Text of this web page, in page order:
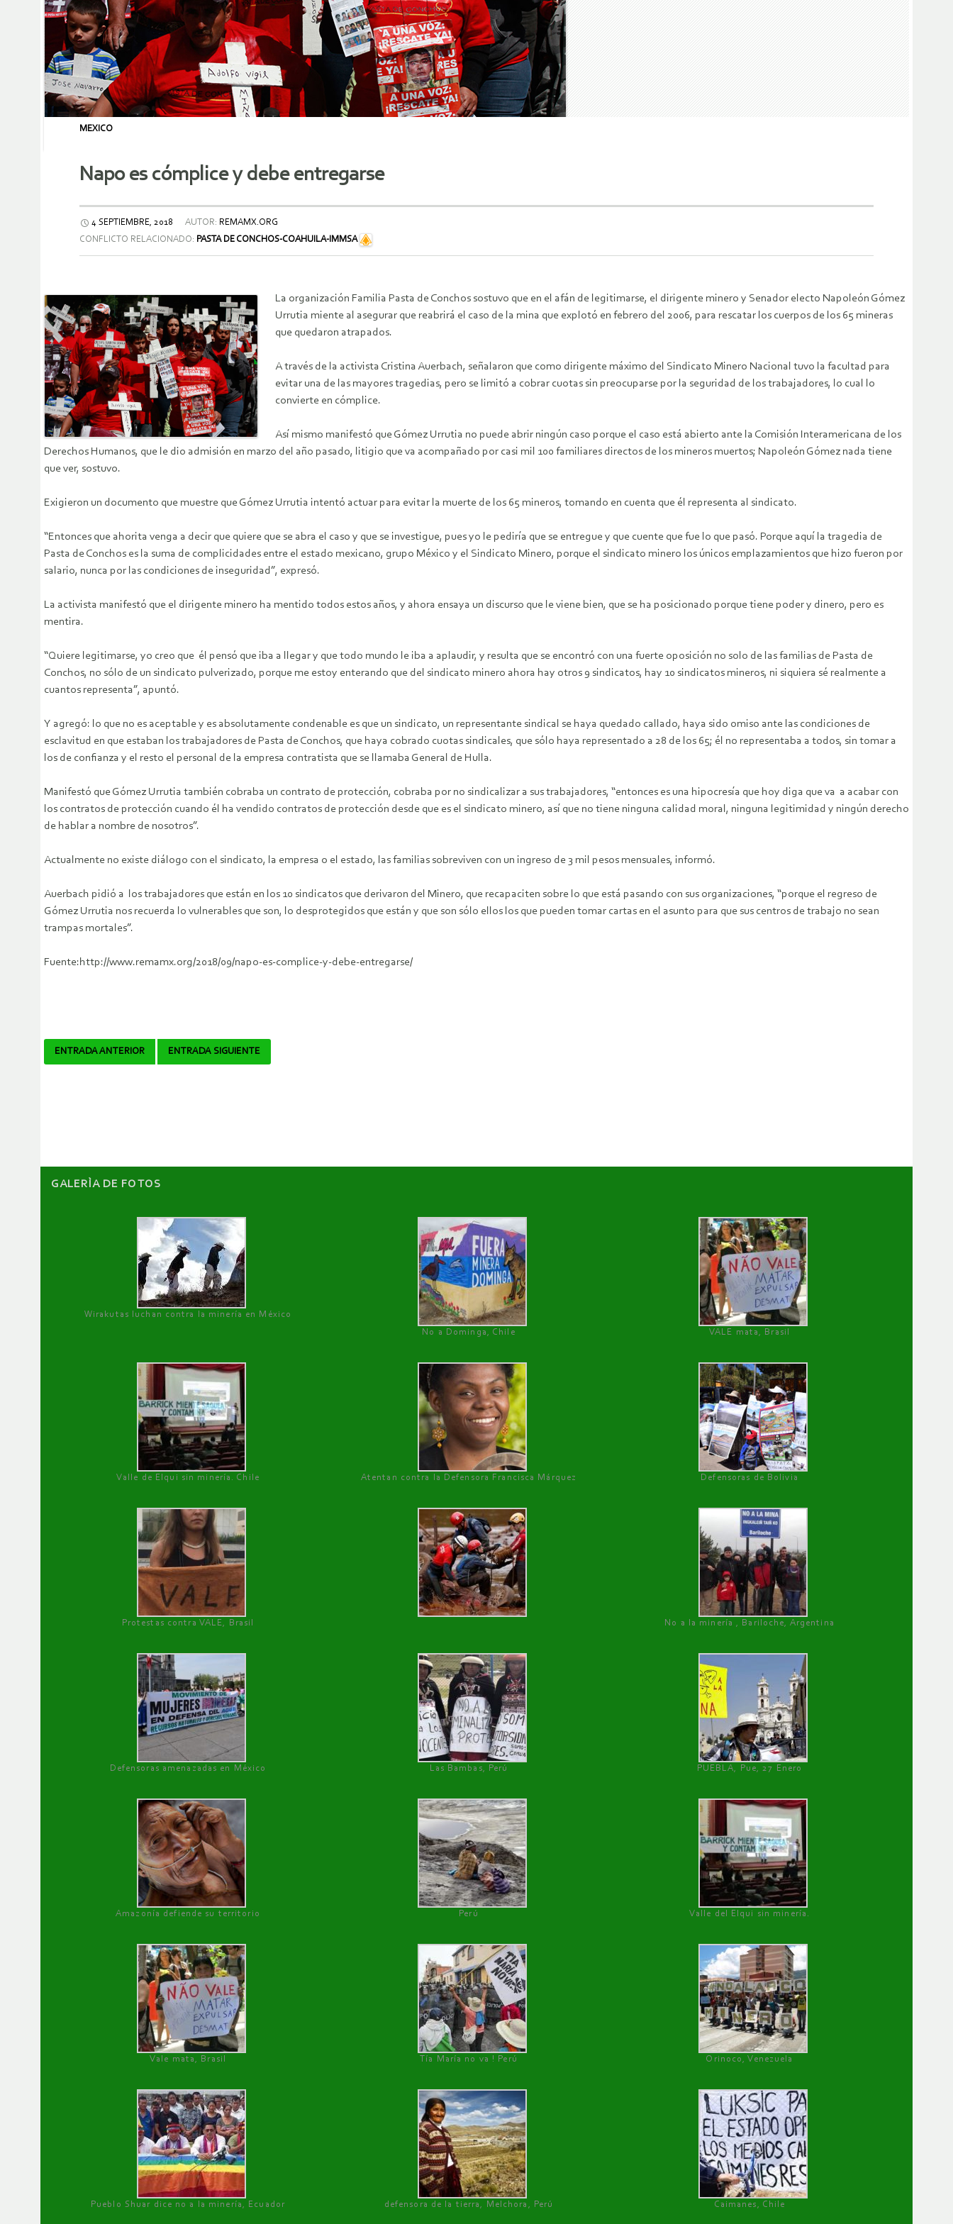
MEXICO
Napo es cómplice y debe entregarse
4 SEPTIEMBRE, 2018 AUTOR: REMAMX.ORG
CONFLICTO RELACIONADO: PASTA DE CONCHOS-COAHUILA-IMMSA
La organización Familia Pasta de Conchos sostuvo que en el afán de legitimarse, el dirigente minero y Senador electo Napoleón Gómez
Urrutia miente al asegurar que reabrirá el caso de la mina que explotó en febrero del 2006, para rescatar los cuerpos de los 65 mineras
que quedaron atrapados.
A través de la activista Cristina Auerbach, señalaron que como dirigente máximo del Sindicato Minero Nacional tuvo la facultad para
evitar una de las mayores tragedias, pero se limitó a cobrar cuotas sin preocuparse por la seguridad de los trabajadores, lo cual lo
convierte en cómplice.
Así mismo manifestó que Gómez Urrutia no puede abrir ningún caso porque el caso está abierto ante la Comisión Interamericana de los
Derechos Humanos, que le dio admisión en marzo del año pasado, litigio que va acompañado por casi mil 100 familiares directos de los mineros muertos; Napoleón Gómez nada tiene
que ver, sostuvo.
Exigieron un documento que muestre que Gómez Urrutia intentó actuar para evitar la muerte de los 65 mineros, tomando en cuenta que él representa al sindicato.
“Entonces que ahorita venga a decir que quiere que se abra el caso y que se investigue, pues yo le pediría que se entregue y que cuente que fue lo que pasó. Porque aquí la tragedia de
Pasta de Conchos es la suma de complicidades entre el estado mexicano, grupo México y el Sindicato Minero, porque el sindicato minero los únicos emplazamientos que hizo fueron por
salario, nunca por las condiciones de inseguridad”, expresó.
La activista manifestó que el dirigente minero ha mentido todos estos años, y ahora ensaya un discurso que le viene bien, que se ha posicionado porque tiene poder y dinero, pero es
mentira.
“Quiere legitimarse, yo creo que él pensó que iba a llegar y que todo mundo le iba a aplaudir, y resulta que se encontró con una fuerte oposición no solo de las familias de Pasta de
Conchos, no sólo de un sindicato pulverizado, porque me estoy enterando que del sindicato minero ahora hay otros 9 sindicatos, hay 10 sindicatos mineros, ni siquiera sé realmente a
cuantos representa”, apuntó.
Y agregó: lo que no es aceptable y es absolutamente condenable es que un sindicato, un representante sindical se haya quedado callado, haya sido omiso ante las condiciones de
esclavitud en que estaban los trabajadores de Pasta de Conchos, que haya cobrado cuotas sindicales, que sólo haya representado a 28 de los 65; él no representaba a todos, sin tomar a
los de confianza y el resto el personal de la empresa contratista que se llamaba General de Hulla.
Manifestó que Gómez Urrutia también cobraba un contrato de protección, cobraba por no sindicalizar a sus trabajadores, “entonces es una hipocresía que hoy diga que va a acabar con
los contratos de protección cuando él ha vendido contratos de protección desde que es el sindicato minero, así que no tiene ninguna calidad moral, ninguna legitimidad y ningún derecho
de hablar a nombre de nosotros”.
Actualmente no existe diálogo con el sindicato, la empresa o el estado, las familias sobreviven con un ingreso de 3 mil pesos mensuales, informó.
Auerbach pidió a los trabajadores que están en los 10 sindicatos que derivaron del Minero, que recapaciten sobre lo que está pasando con sus organizaciones, “porque el regreso de
Gómez Urrutia nos recuerda lo vulnerables que son, lo desprotegidos que están y que son sólo ellos los que pueden tomar cartas en el asunto para que sus centros de trabajo no sean
trampas mortales”.
Fuente:http://www.remamx.org/2018/09/napo-es-complice-y-debe-entregarse/
Navegador
ENTRADA ANTERIOR ENTRADA SIGUIENTE
GALERÌA DE FOTOS
Wirakutas luchan contra la minería en México
No a Dominga, Chile
VALE mata, Brasil
Valle de Elqui sin minería. Chile Atentan contra la Defensora Francisca Márquez Defensoras de Bolivia
Protestas contra VALE, Brasil No a la minería , Bariloche, Argentina
Defensoras amenazadas en México Las Bambas, Perú PUEBLA, Pue, 27 Enero
Amazonía defiende su territorio Perú Valle del Elqui sin minería.
Vale mata, Brasil Tía María no va ! Perú Orinoco, Venezuela
Pueblo Shuar dice no a la minería, Ecuador defensora de la tierra, Melchora, Perú Caimanes, Chile